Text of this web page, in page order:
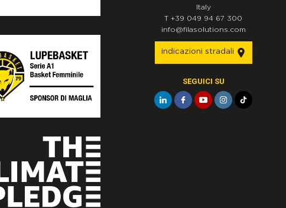
Italy
T +39 049 94 67 300
info@filasolutions.com
indicazioni stradali
SEGUICI SU